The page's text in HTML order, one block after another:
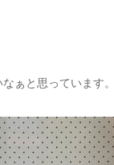
ぁと思っています。